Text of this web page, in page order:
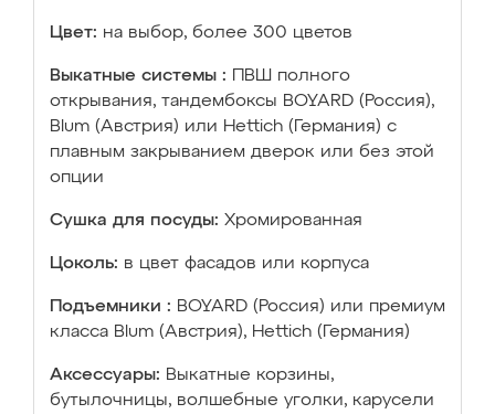
Цвет: на выбор, более 300 цветов
Выкатные системы :
ПВШ полного
открывания, тандембоксы BOYARD (Россия),
Blum (Австрия) или Hettich (Германия) с
плавным закрыванием дверок или без этой
опции
Сушка для посуды: Хромированная
Цоколь: в цвет фасадов или корпуса
Подъемники : BOYARD (Россия) или премиум
класса Blum (Австрия), Hettich (Германия)
Аксессуары: Выкатные корзины,
бутылочницы, волшебные уголки, карусели